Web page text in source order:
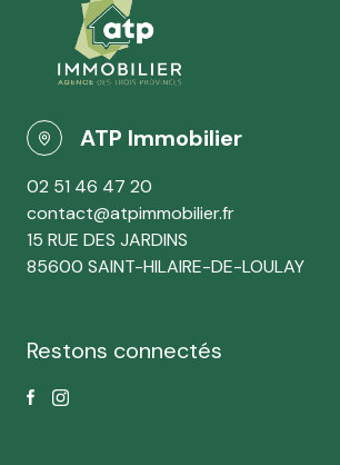
ATP Immobilier
02 51 46 47 20
contact@atpimmobilier.fr
15 RUE DES JARDINS
85600 SAINT-HILAIRE-DE-LOULAY
Restons connectés